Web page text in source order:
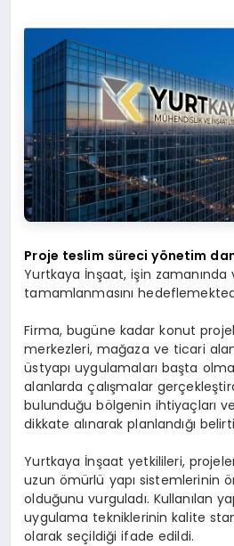
Proje teslim süreci yönetim
Yurtkaya İnşaat, işin zamanında
tamamlanmasını
Firma, bugüne kadar konut
merkezleri, mağaza ve ticari
üstyapı uygulamaları başta
alanlarda çalışmalar
bulunduğu bölgenin ihtiyaçları
dikkate alınarak planlandığı
Yurtkaya İnşaat yetkilileri,
uzun ömürlü yapı sistemlerinin
olduğunu vurguladı. Kullanılan
uygulama tekniklerinin kalite
olarak seçildiği ifade edildi.